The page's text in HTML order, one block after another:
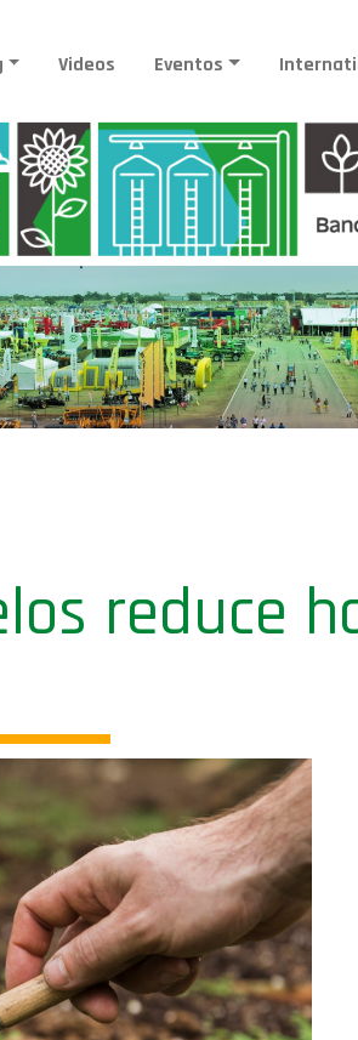
Videos Eventos
reduce